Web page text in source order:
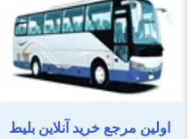
اولین مرجع خرید آنلاین بلیط